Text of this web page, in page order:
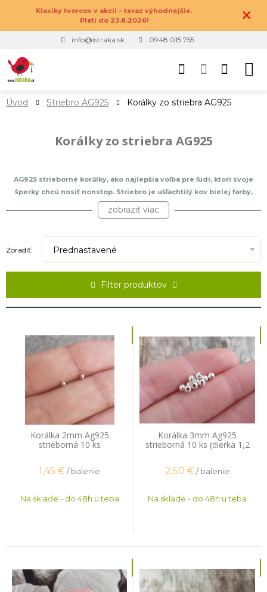
Klasiky tvorcov v akcii – teraz výhodnejšie.
Platí do 23.8.2026!
×
info@istraka.sk 0948 015 755
Úvod Striebro AG925 Korálky zo striebra AG925
Korálky zo striebra AG925
AG925 strieborné korálky, ako najlepšia voľba pre ľudí, ktorí svoje
šperky chcú nosiť nonstop. Striebro je ušľachtilý kov bielej farby,
používaný človekom už od staroveku. Nehrdzavie, ale na vzduchu
môže oxidovať, treba sa teda o neho patrične starať a priebežne
sú pravidelne testované v akreditovaných laboratóriách na obsah
EU na obsah ťažkých kovov ako kadmium a olovo. K testom máme aj
príslušné
zobraziť viac
Filter produktov
Zoradiť: Prednastavené
Korálka 2mm Ag925
strieborná 10 ks
1,45 €/ balenie
Na sklade - do 48h u teba
Korálka 3mm Ag925
strieborná 10 ks (dierka 1,2
2,50 €/ balenie
Na sklade - do 48h u teba